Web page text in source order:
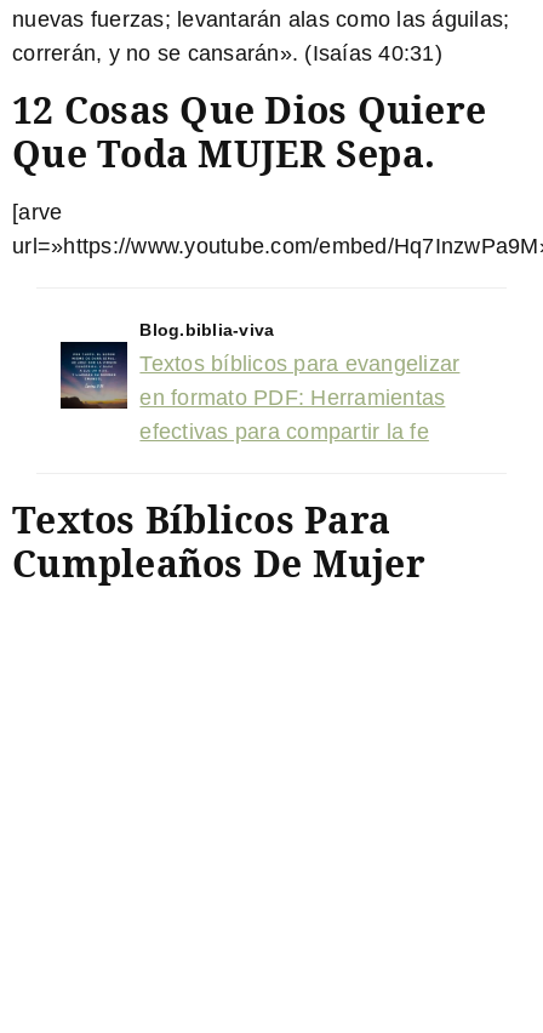
nuevas fuerzas; levantarán alas como las águilas;
correrán, y no se cansarán». (Isaías 40:31)
12 Cosas Que Dios Quiere
Que Toda MUJER Sepa.
[arve
url=»https://www.youtube.com/embed/
Blog.biblia-viva
Textos bíblicos para evangelizar
en formato PDF: Herramientas
efectivas para compartir la fe
Textos Bíblicos Para
Cumpleaños De Mujer